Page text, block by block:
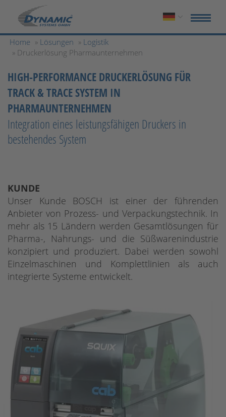
Home » Lösungen » Logistik
» Druckerlösung Pharmaunternehmen
HIGH-PERFORMANCE DRUCKERLÖSUNG FÜR
TRACK & TRACE SYSTEM IN
PHARMAUNTERNEHMEN
Integration eines leistungsfähigen Druckers in
bestehendes System
KUNDE
Unser Kunde BOSCH ist einer der führenden
Anbieter von Prozess- und Verpackungstechnik. In
mehr als 15 Ländern werden Gesamtlösungen für
Pharma-, Nahrungs- und die Süßwarenindustrie
konzipiert und produziert. Dabei werden sowohl
Einzelmaschinen und Komplettlinien als auch
integrierte Systeme entwickelt.